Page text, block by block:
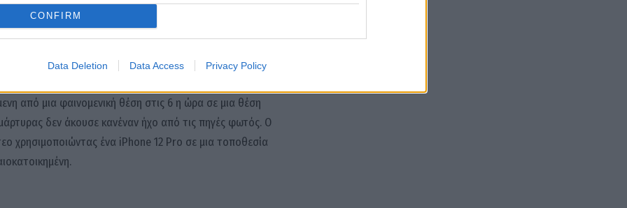
CONFIRM
Data Deletion Data Access Privacy Policy
περιοχή των Ηνωμένων Πολιτειών, ένας
πηγές φωτός να αιωρούνται κοντά στον
Και τα δύο φωτεινά αντικείμενα παρέμειναν γενικά
Η κάτω πηγή φωτός φαινόταν να περιστρέφεται αργά
από μια φαινομενική θέση στις 6 η ώρα σε μια θέση
δεν άκουσε κανέναν ήχο από τις πηγές φωτός. Ο
χρησιμοποιώντας ένα iPhone 12 Pro σε μια τοποθεσία